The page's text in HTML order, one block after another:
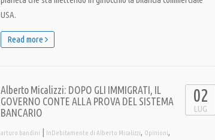
USA.
Read more
Alberto Micalizzi: DOPO GLI IMMIGRATI, IL
GOVERNO CONTE ALLA PROVA DEL SISTEMA
BANCARIO
arturo bandini | InDebitamente di Alberto Micalizzi, Opinioni,
02
LUG